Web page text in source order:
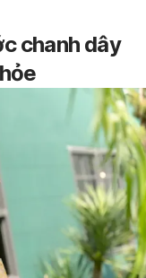
chanh dây